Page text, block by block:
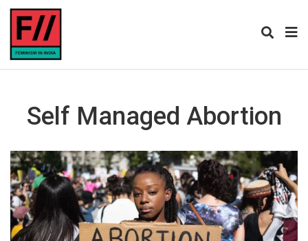
Self Managed Abortion